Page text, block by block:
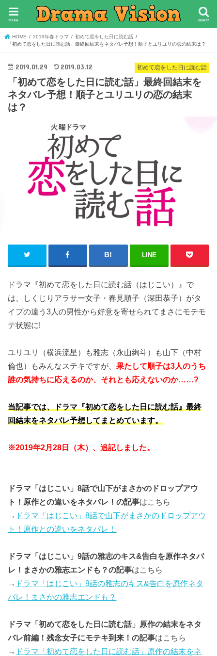
search
menu
HOME 2019年春ドラマ
初めて恋をした日に読む話
「初めて恋をした日に読む話」最終回結末をネタバレ予想！順子とユリユリの恋の結末は？
初めて恋をした日に読む話
2019.01.29 2019.03.12
「初めて恋をした日に読む話」最終回結末を
ネタバレ予想！順子とユリユリの恋の結末
は？
LINE
ドラマ『初めて恋をした日に読む話（はじこい）』で
は、しくじりアラサー女子・春見順子（深田恭子）がタ
イプの違う3人の男性から好意を寄せられてまさにモテモ
テ状態に!
ユリユリ（横浜流星）も雅志（永山絢斗）も山下（中村
倫也）もみんなステキですが、果たして順子は3人のうち
誰の気持ちに応えるのか、それとも応えないのか……?
当記事では、ドラマ『初めて恋をした日に読む話』最終
回結末をネタバレ予想してまとめています。
※2019年2月28日（木）、追記しました。
ドラマ「はじこい」8話で山下がまさかのドロップアウ
ト！原作との違いをネタバレ！の記事はこちら
→ ドラマ「はじこい」8話で山下がまさかのドロップアウ
ト！原作との違いをネタバレ！
ドラマ「はじこい」9話の雅志のキス&告白を原作ネタバ
レ！まさかの雅志エンドも？の記事はこちら
→ ドラマ「はじこい」9話の雅志のキス&告白を原作ネタ
バレ！まさかの雅志エンドも？
ドラマ「初めて恋をした日に読む話」原作の結末をネタ
バレ前編！残念女子にモテキ到来！の記事はこちら
→ ドラマ「初めて恋をした日に読む話」原作の結末をネ